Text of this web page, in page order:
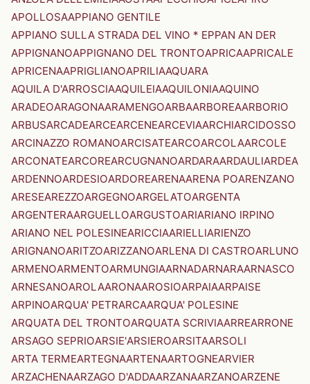
APOLLOSAAPPIANO GENTILE
APPIANO SULLA STRADA DEL VINO * EPPAN AN DER
APPIGNANOAPPIGNANO DEL TRONTOAPRICAAPRICALE
APRICENAAPRIGLIANOAPRILIAAQUARA
AQUILA D'ARROSCIAAQUILEIAAQUILONIAAQUINO
ARADEOARAGONAARAMENGOARBAARBOREAARBORIO
ARBUSARCADEARCEARCENEARCEVIAARCHIARCIDOSSO
ARCINAZZO ROMANOARCISATEARCOARCOLAARCOLE
ARCONATEARCOREARCUGNANOARDARAARDAULIARDEA
ARDENNOARDESIOARDOREARENAARENA POARENZANO
ARESEAREZZOARGEGNOARGELATOARGENTA
ARGENTERAARGUELLOARGUSTOARIARIANO IRPINO
ARIANO NEL POLESINEARICCIAARIELLIARIENZO
ARIGNANOARITZOARIZZANOARLENA DI CASTROARLUNO
ARMENOARMENTOARMUNGIAARNADARNARAARNASCO
ARNESANOAROLAARONAAROSIOARPAIAARPAISE
ARPINOARQUA' PETRARCAARQUA' POLESINE
ARQUATA DEL TRONTOARQUATA SCRIVIAARREARRONE
ARSAGO SEPRIOARSIE'ARSIEROARSITAARSOLI
ARTA TERMEARTEGNAARTENAARTOGNEARVIER
ARZACHENAARZAGO D'ADDAARZANAARZANOARZENE